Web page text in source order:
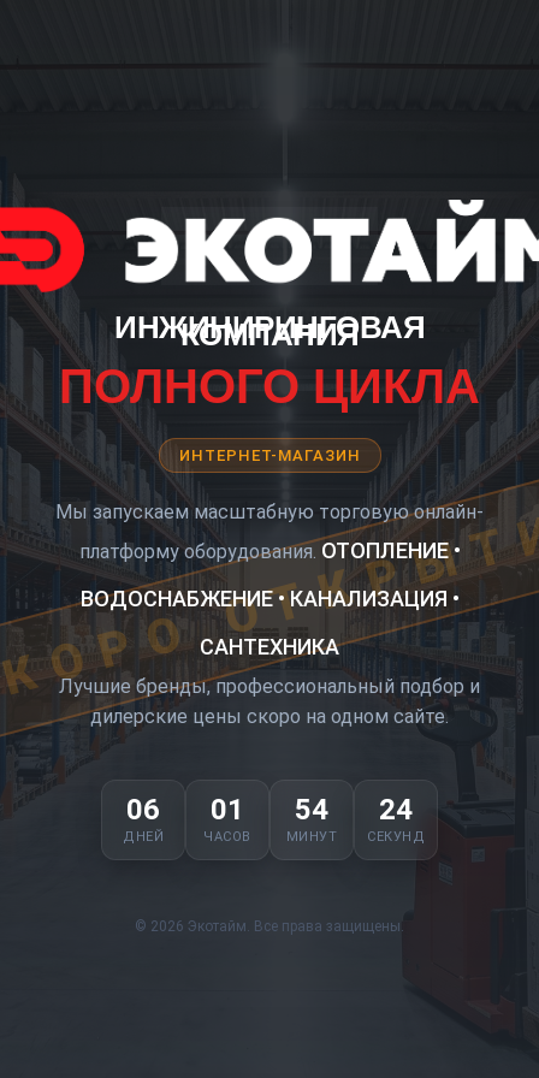
ИНЖИНИРИНГОВАЯ
КОМПАНИЯ
ПОЛНОГО ЦИКЛА
ИНТЕРНЕТ-МАГАЗИН
Мы запускаем масштабную торговую онлайн-
платформу оборудования. ОТОПЛЕНИЕ •
ВОДОСНАБЖЕНИЕ • КАНАЛИЗАЦИЯ •
САНТЕХНИКА
Лучшие бренды, профессиональный подбор и
дилерские цены скоро на одном сайте.
06
ДНЕЙ
01
ЧАСОВ
54
МИНУТ
24
СЕКУНД
© 2026 Экотайм. Все права защищены.